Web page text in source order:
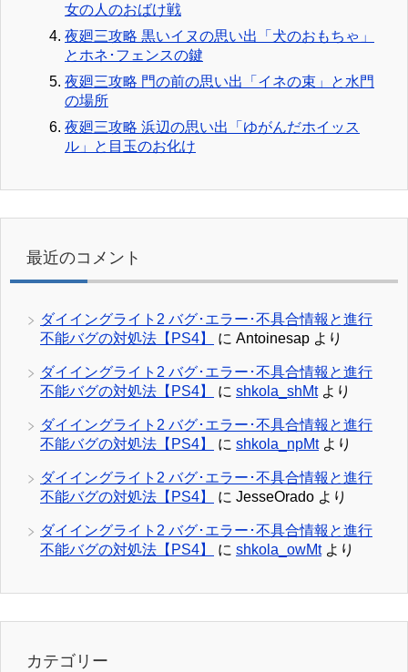
女の人のおばけ戦
夜廻三攻略 黒いイヌの思い出「犬のおもちゃ」
とホネ･フェンスの鍵
夜廻三攻略 門の前の思い出「イネの束」と水門
の場所
夜廻三攻略 浜辺の思い出「ゆがんだホイッス
ル」と目玉のお化け
最近のコメント
ダイイングライト2 バグ･エラー･不具合情報と進行
不能バグの対処法【PS4】
に Antoinesap より
ダイイングライト2 バグ･エラー･不具合情報と進行
不能バグの対処法【PS4】
に shkola_shMtより
ダイイングライト2 バグ･エラー･不具合情報と進行
不能バグの対処法【PS4】
に shkola_npMtより
ダイイングライト2 バグ･エラー･不具合情報と進行
不能バグの対処法【PS4】
に JesseOrado より
ダイイングライト2 バグ･エラー･不具合情報と進行
不能バグの対処法【PS4】
に shkola_owMtより
カテゴリー